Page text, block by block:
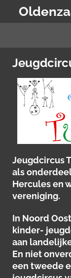
direct
Jeugdcircus
als
Hercules en
vereniging.
In Noord
kinder-
aan
En niet
een tweede